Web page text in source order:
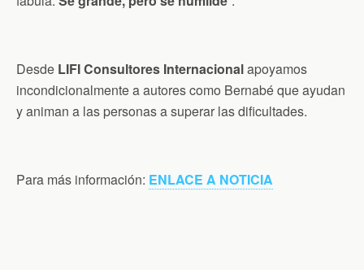
Desde LIFI Consultores Internacionalapoyamos
incondicionalmente a autores como Bernabé que ayudan
y animan a las personas a superar las dificultades.
Para más información: ENLACE A NOTICIA